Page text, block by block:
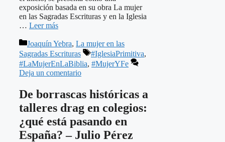
exposición basada en su obra La mujer
en las Sagradas Escrituras y en la Iglesia
… Leer más
Categorías
Joaquín Yebra, La mujer en las
Sagradas Escrituras
Etiquetas
#IglesiaPrimitiva,
#LaMujerEnLaBiblia, #MujerYFe
Deja un comentario
De borrascas históricas a
talleres drag en colegios:
¿qué está pasando en
España? – Julio Pérez